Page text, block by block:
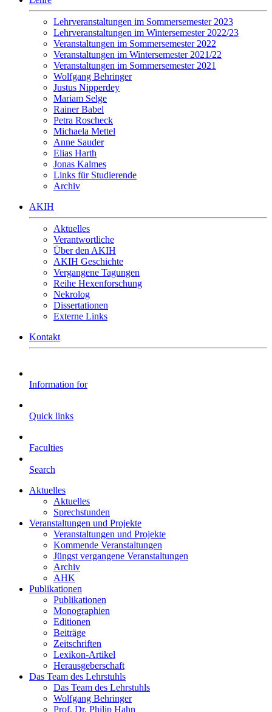
Lehrveranstaltungen im Sommersemester 2023
Lehrveranstaltungen im Wintersemester 2022/23
Veranstaltungen im Sommersemester 2022
Veranstaltungen im Wintersemester 2021/22
Veranstaltungen im Sommersemester 2021
Wolfgang Behringer
Justus Nipperdey
Mariam Selge
Rainer Babel
Petra Roscheck
Michaela Mettel
Anne Sauder
Elias Harth
Jonas Kalmes
Links für Studierende
Archiv
AKIH
Aktuelles
Verantwortliche
Über den AKIH
AKIH Geschichte
Vergangene Tagungen
Reihe Hexenforschung
Nekrolog
Dissertationen
Externe Links
Kontakt
Information for
Quick links
Faculties
Search
Aktuelles
Aktuelles
Sprechstunden
Veranstaltungen und Projekte
Veranstaltungen und Projekte
Kommende Veranstaltungen
Jüngst vergangene Veranstaltungen
Archiv
AHK
Publikationen
Publikationen
Monographien
Editionen
Beiträge
Zeitschriften
Lexikon-Artikel
Herausgeberschaft
Das Team des Lehrstuhls
Das Team des Lehrstuhls
Wolfgang Behringer
Prof. Dr. Philip Hahn